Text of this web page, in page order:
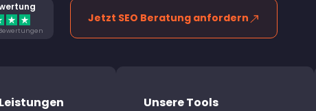
Jetzt SEO Beratung anfordern
Unsere Tools